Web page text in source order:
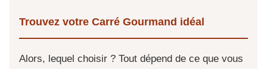
Trouvez votre Carré Gourmand idéal
Alors, lequel choisir ? Tout dépend de ce que vous